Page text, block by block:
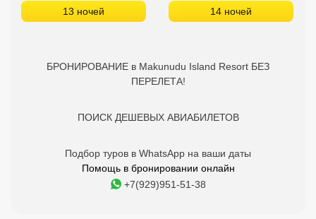
13 ночей 14 ночей
БРОНИРОВАНИЕ в Makunudu Island Resort БЕЗ
ПЕРЕЛЕТА!
ПОИСК ДЕШЕВЫХ АВИАБИЛЕТОВ
Подбор туров в WhatsApp на ваши даты
Помощь в бронировании онлайн
+7(929)951-51-38